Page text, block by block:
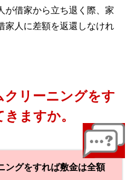
が借家から立ち退く際、家
家人に差額を返還しなけれ
クリーニングをす
ますか。
ングをすれば敷金は全額